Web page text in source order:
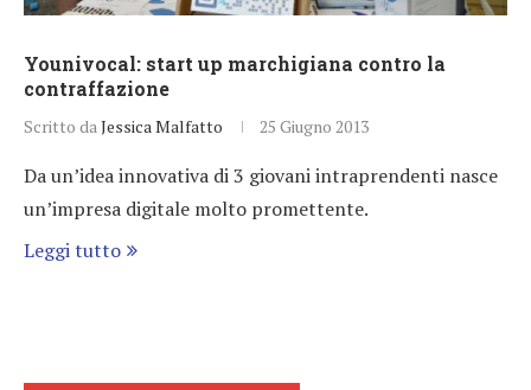
Younivocal: start up marchigiana contro la
contraffazione
Scritto da Jessica Malfatto 25 Giugno 2013
Da un’idea innovativa di 3 giovani intraprendenti nasce
un’impresa digitale molto promettente.
Leggi tutto